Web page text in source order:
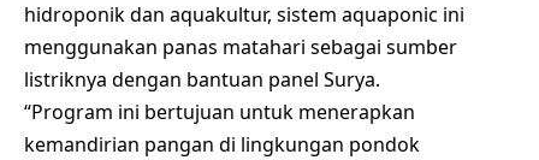
hidroponik dan aquakultur, sistem aquaponic ini
menggunakan panas matahari sebagai sumber
listriknya dengan bantuan panel Surya.
“Program ini bertujuan untuk menerapkan
kemandirian pangan di lingkungan pondok